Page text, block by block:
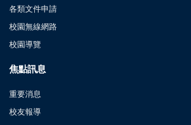
各類文件申請
校園無線網路
校園導覽
焦點訊息
重要消息
校友報導